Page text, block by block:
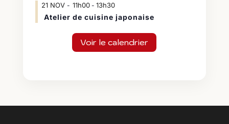
21 NOV 11h00- 13h30
Atelier de cuisine japonaise
Voir le calendrier